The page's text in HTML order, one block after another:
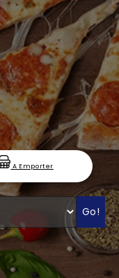
A Emporter
Go!